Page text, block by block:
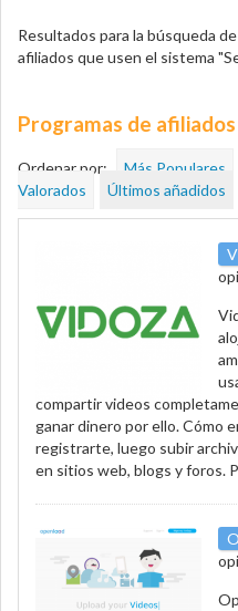
Resultados para la búsqueda
afiliados que usen el sistema
Programas de
Ordenar por: Más Populares
Valorados
Últimos añadidos
compartir videos
ganar dinero por ello. Cómo
registrarte, luego subir
en sitios web, blogs y foros.